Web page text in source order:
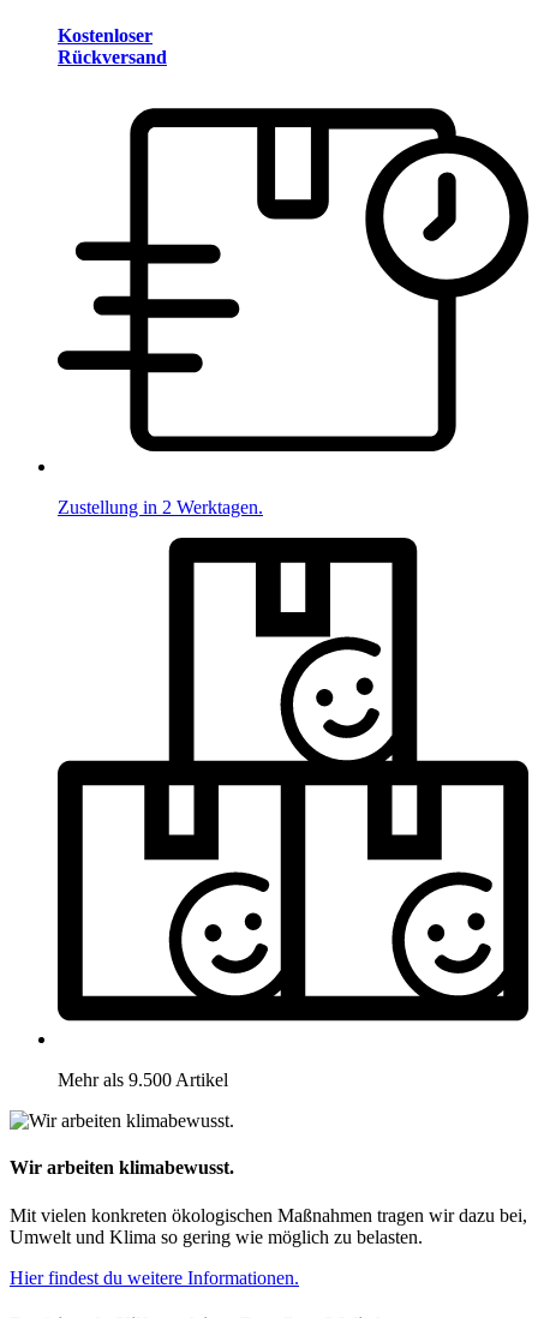
Kostenloser
Rückversand
Zustellung in 2 Werktagen.
Mehr als 9.500 Artikel
Wir arbeiten klimabewusst.
Mit vielen konkreten ökologischen Maßnahmen tragen wir dazu bei,
Umwelt und Klima so gering wie möglich zu belasten.
Hier findest du weitere Informationen.